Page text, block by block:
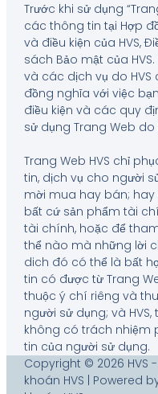
Trước khi sử dụng
các thông tin tại Hợp
và điều kiện của HVS,
sách Bảo mật của
và các dịch vụ do HVS
đồng nghĩa với việc
điều kiện và các quy
sử dụng Trang Web do
Trang Web HVS chỉ
tin, dịch vụ cho người
mời mua hay bán;
bất cứ sản phẩm tài
tài chính, hoặc để
thể nào mà những lời
dich đó có thể là bất
tin có được từ Trang
thuộc ý chí riêng và
người sử dụng; và
không có trách nhiệm
tin của người sử dụng.
Copyright © 2026 HVS
khoán HVS | Powered